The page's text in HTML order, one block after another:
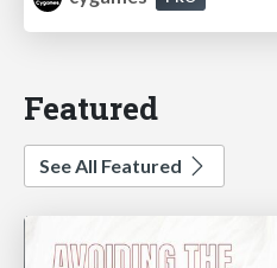
Featured
See All Featured